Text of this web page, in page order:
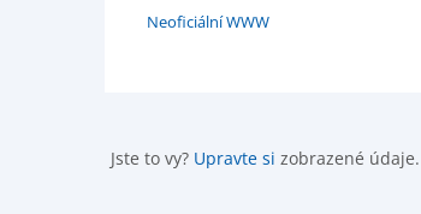
Neoficiální WWW
Jste to vy? Upravte si zobrazené údaje.